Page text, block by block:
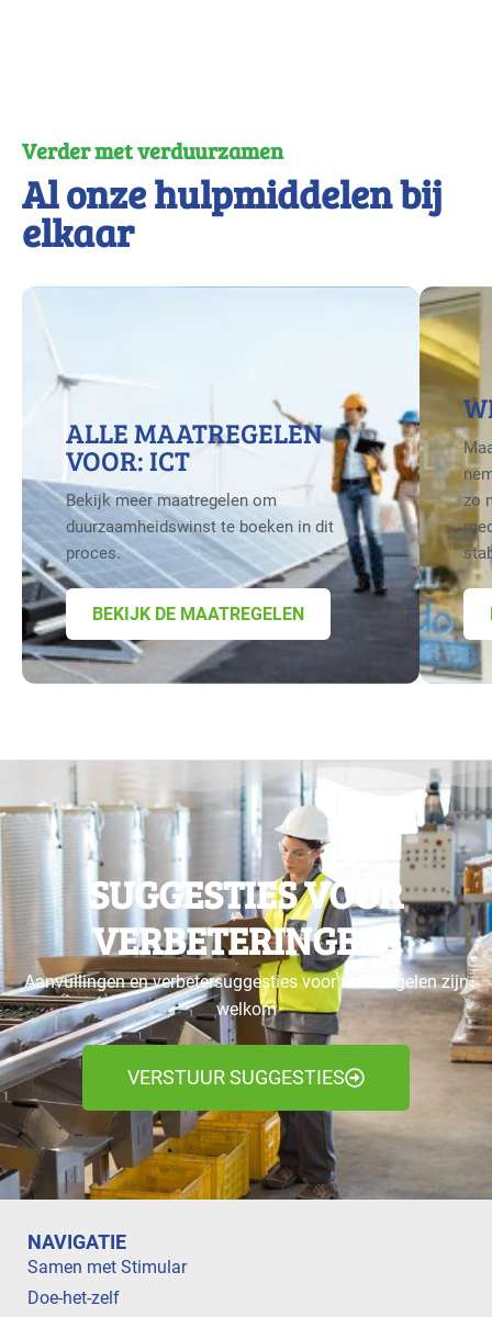
Verder met verduurzamen
Al onze hulpmiddelen bij
elkaar
ALLE MAATREGELEN
VOOR: ICT
Bekijk meer maatregelen om
duurzaamheidswinst te boeken in dit
proces.
BEKIJK DE MAATREGELEN
zo
SUGGESTIES VOOR
VERBETERINGEN?
Aanvullingen en verbetersuggesties voor maatregelen zijn
welkom
VERSTUUR SUGGESTIES
NAVIGATIE
Samen met Stimular
Doe-het-zelf